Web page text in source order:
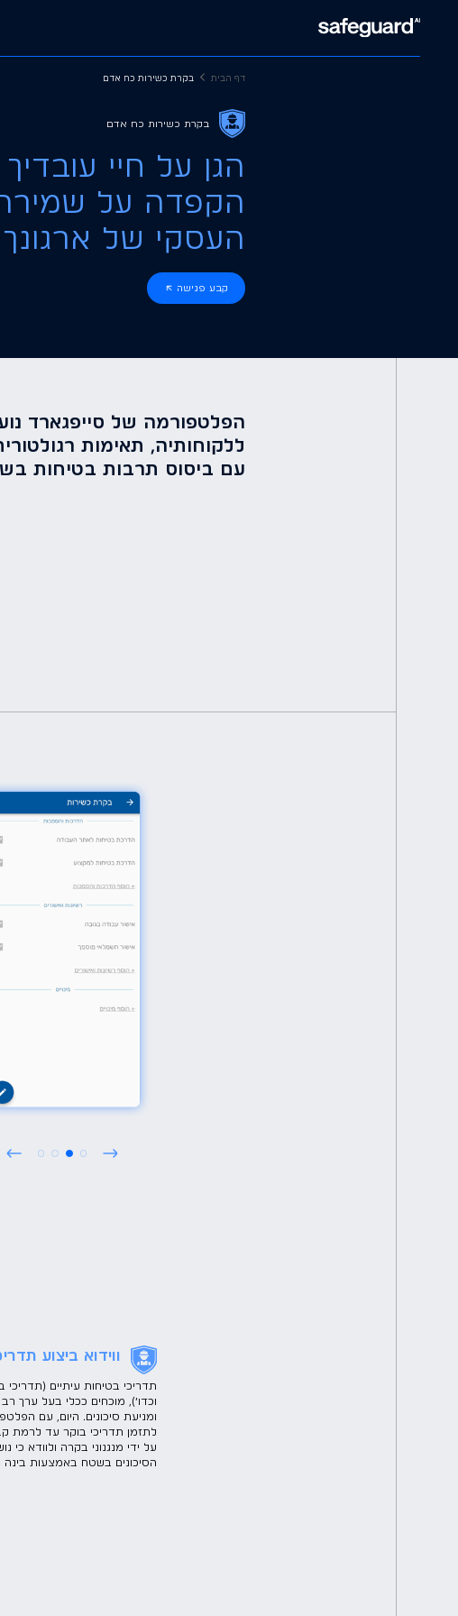
דף הבית בקרת כשירות כח אדם
בקרת כשירות כח אדם
הגן על חיי
הקפדה על שמירת
העסקי של ארגונך
קבע פגישה
הפלטפורמה של סייפגארד
ללקוחותיה, תאימות
עם ביסוס תרבות בטיחות
ווידוא ביצוע
תדריכי בטיחות עיתיים (תדריכי
וכדו׳), מוכחים ככלי בעל ערך
ומניעת סיכונים. היום, עם
לתזמן תדריכי בוקר עד לרמת
על ידי מנגנוני בקרה ולוודא
הסיכונים בשטח באמצעות בינה